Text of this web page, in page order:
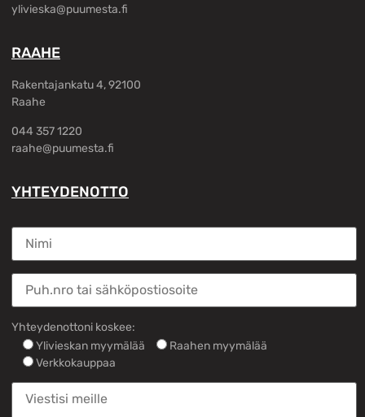
ylivieska@puumesta.fi
RAAHE
Rakentajankatu 4, 92100
Raahe
044 357 1220
raahe@puumesta.fi
YHTEYDENOTTO
Yhteydenottoni koskee:
Ylivieskan myymälää
Raahen myymälää
Verkkokauppaa